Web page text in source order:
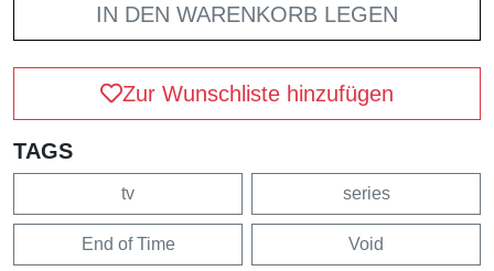
IN DEN WARENKORB LEGEN
Zur Wunschliste hinzufügen
TAGS
tv series
End of Time Void